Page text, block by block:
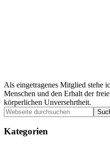
Als eingetragenes Mitglied stehe
Menschen und den Erhalt der
körperlichen Unversehrtheit.
Seitenspalte
Webseite
durchsuchen
Kategorien